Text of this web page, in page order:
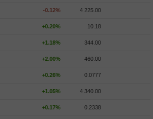
-0.12% 4 225.00
+0.20% 10.18
+1.18% 344.00
+2.00% 460.00
+0.26% 0.0777
+1.05% 4 340.00
+0.17% 0.2338